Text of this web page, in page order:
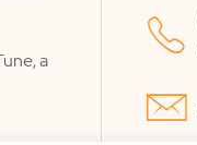
a

